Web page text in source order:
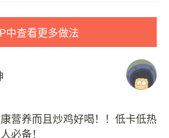
中查看更多做法
营养而且炒鸡好喝！！低卡低热